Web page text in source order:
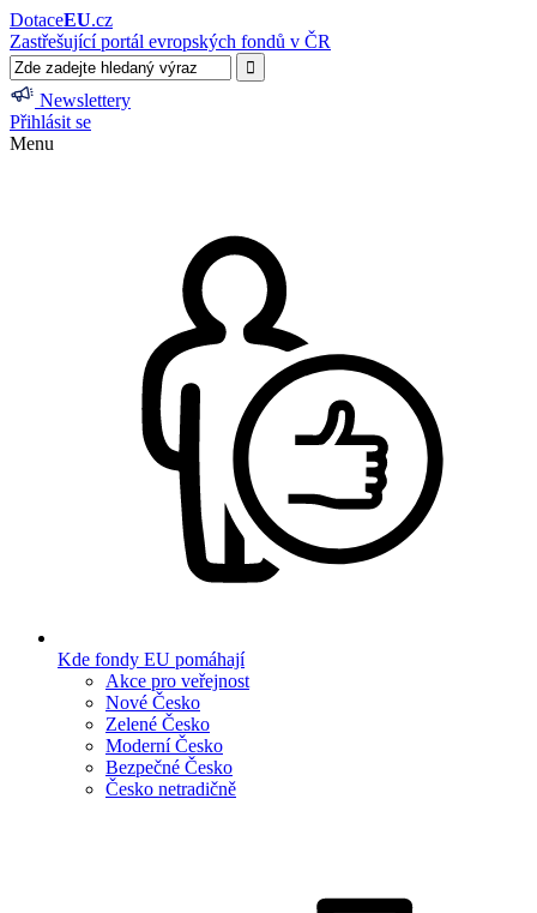
DotaceEU.cz
Zastřešující portál evropských fondů v ČR
Newslettery
Přihlásit se
Menu
Kde fondy EU pomáhají
Akce pro veřejnost
Nové Česko
Zelené Česko
Moderní Česko
Bezpečné Česko
Česko netradičně